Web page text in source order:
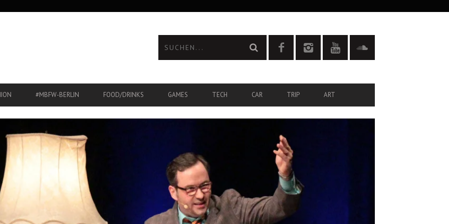
#MBFW-BERLIN FOOD/DRINKS GAMES TECH CAR TRIP ART